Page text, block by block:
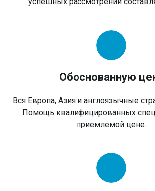
успешных рассмотрений
Обоснованную
Вся Европа, Азия и англоязычные
Помощь квалифицированных
приемлемой цене.